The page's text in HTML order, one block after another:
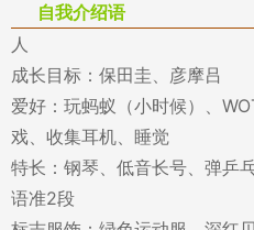
自我介绍语
人
成长目标：保田圭、彦摩吕
爱好：玩蚂蚁（小时候）、
戏、收集耳机、睡觉
特长：钢琴、低音长号、弹乒
语准2段